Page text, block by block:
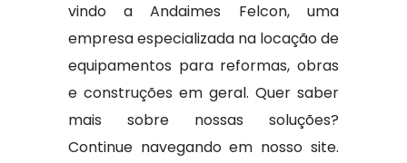
vindo a Andaimes Felcon, uma
empresa especializada na locação de
equipamentos para reformas, obras
e construções em geral. Quer saber
mais sobre nossas soluções?
Continue navegando em nosso site.